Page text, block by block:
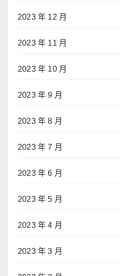
2023 年 12 月
2023 年 11 月
2023 年 10 月
2023 年 9 月
2023 年 8 月
2023 年 7 月
2023 年 6 月
2023 年 5 月
2023 年 4 月
2023 年 3 月